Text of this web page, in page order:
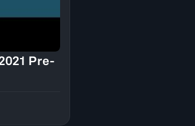
Pre-